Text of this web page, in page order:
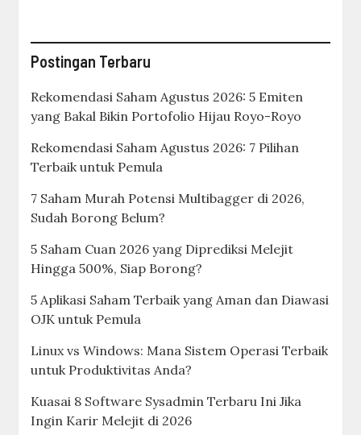
Postingan Terbaru
Rekomendasi Saham Agustus 2026: 5 Emiten
yang Bakal Bikin Portofolio Hijau Royo-Royo
Rekomendasi Saham Agustus 2026: 7 Pilihan
Terbaik untuk Pemula
7 Saham Murah Potensi Multibagger di 2026,
Sudah Borong Belum?
5 Saham Cuan 2026 yang Diprediksi Melejit
Hingga 500%, Siap Borong?
5 Aplikasi Saham Terbaik yang Aman dan Diawasi
OJK untuk Pemula
Linux vs Windows: Mana Sistem Operasi Terbaik
untuk Produktivitas Anda?
Kuasai 8 Software Sysadmin Terbaru Ini Jika
Ingin Karir Melejit di 2026